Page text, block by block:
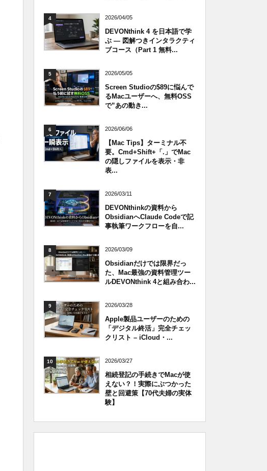
4 2026/04/05
DEVONthink 4 を日本語で学
ぶ — 図解つきインタラクティ
ブコース（Part 1 無料...
5 2026/05/05
Screen Studioの$89に悩んで
るMacユーザーへ、無料OSS
で”あの動き...
6 2026/06/06
【Mac Tips】ターミナル不
要。Cmd+Shift+「.」でMac
の隠しファイルを表示・非
表...
7 2026/03/11
DEVONthinkの資料から
ObsidianへClaude Codeで記
事執筆ワークフローを自...
8 2026/03/09
Obsidianだけでは限界だっ
た、Mac最強の資料管理ツー
ルDEVONthink 4と組み合わ...
9 2026/03/28
Apple製品ユーザーのための
「デジタル終活」完全チェッ
クリスト – iCloud・...
10 2026/03/27
相続登記の手続きでMacが使
えない？！実際にぶつかった
壁と回避策【70代夫婦の実体
験】